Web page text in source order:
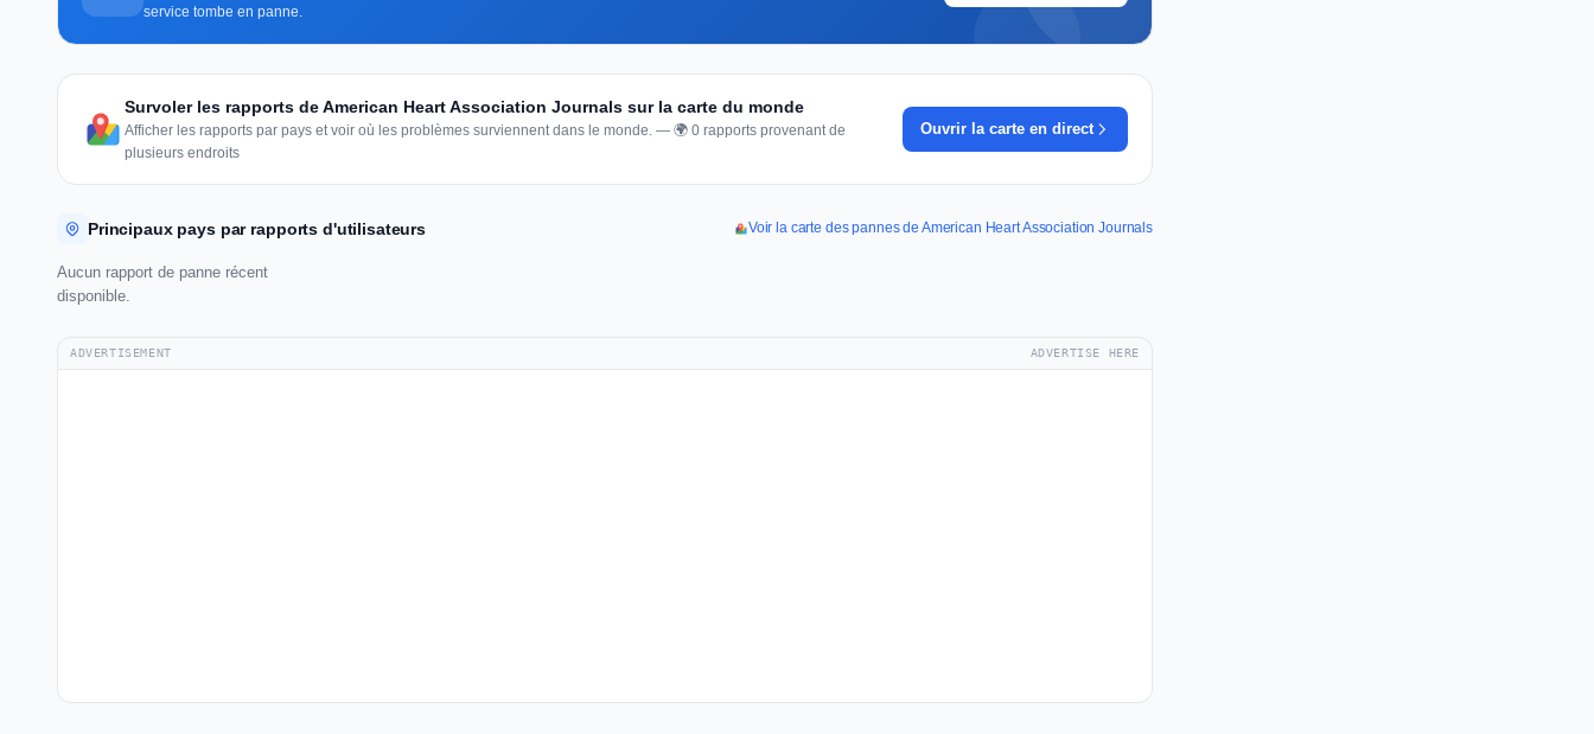
service tombe en panne.
Survoler les rapports de American Heart Association Journals sur la carte du monde
Afficher les rapports par pays et voir où les problèmes surviennent dans le monde. — 🌍 0 rapports provenant de
plusieurs endroits
Ouvrir la carte en direct
Principaux pays par rapports d'utilisateurs Voir la carte des pannes de American Heart Association Journals
Aucun rapport de panne récent
disponible.
ADVERTISEMENT ADVERTISE HERE